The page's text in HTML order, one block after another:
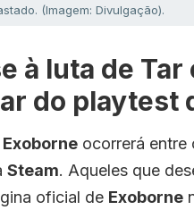
(Imagem: Divulgação).
à luta de
do playtest
Exoborneocorrerá entre
Steam. Aqueles que
oficial de Exoborne